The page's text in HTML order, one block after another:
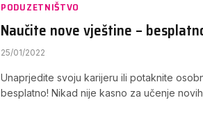
PODUZETNIŠTVO
Naučite nove vještine –
25/01/2022
Unaprjedite svoju karijeru ili potaknite
besplatno! Nikad nije kasno za učenje